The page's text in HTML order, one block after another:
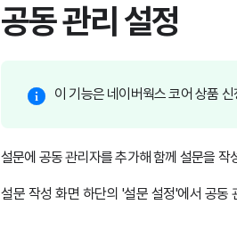
공동 관리 설정
이 기능은 네이버웍스 코어 상품
설문에 공동 관리자를 추가해 함께 설문을 작
설문 작성 화면 하단의 '설문 설정'에서 공동